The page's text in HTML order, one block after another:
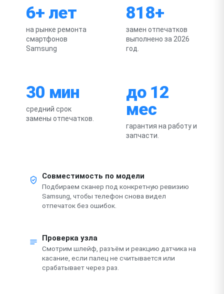
6+ лет
на рынке ремонта
смартфонов
Samsung
818+
замен отпечатков
выполнено за 2026
год.
30 мин
средний срок
замены отпечатков.
до 12
мес
гарантия на работу и
запчасти.
Совместимость по модели
Подбираем сканер под конкретную ревизию
Samsung, чтобы телефон снова видел
отпечаток без ошибок.
Проверка узла
Смотрим шлейф, разъём и реакцию датчика на
касание, если палец не считывается или
срабатывает через раз.